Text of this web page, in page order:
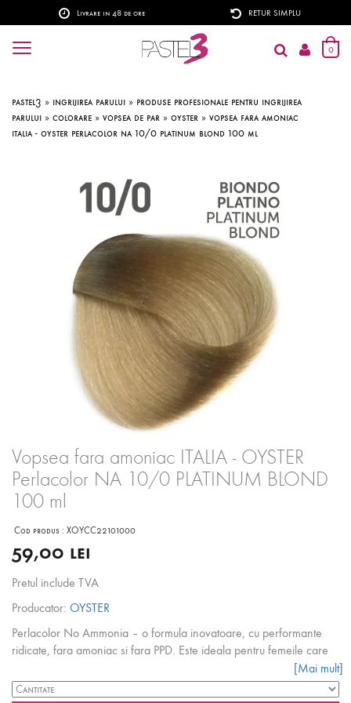
Livrare in 48 de ore RETUR SIMPLU
0
pastel3 » ingrijirea parului » produse profesionale pentru ingrijirea
parului » colorare » vopsea de par » oyster » vopsea fara amoniac
italia - oyster perlacolor na 10/0 platinum blond 100 ml
Vopsea fara amoniac ITALIA - OYSTER
Perlacolor NA 10/0 PLATINUM BLOND
100 ml
Cod produs : XOYCC22101000
59,00 lei
Pretul include TVA
Producator: OYSTER
Perlacolor No Ammonia – o formula inovatoare, cu performante
ridicate, fara amoniac si fara PPD. Este ideala pentru femeile care
doresc sa se apropie de lumea colorarii in deplina siguranta,
perfecta pentru persoanele cu scalp delicat sau sensibilizare la PPD,
[Mai mult]